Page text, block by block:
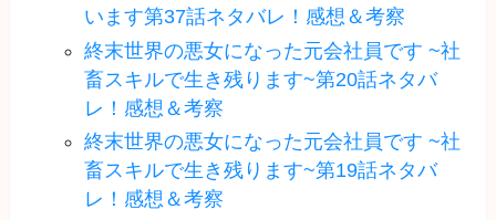
います第37話ネタバレ！感想＆考察
終末世界の悪女になった元会社員です ~社
畜スキルで生き残ります~第20話ネタバ
レ！感想＆考察
終末世界の悪女になった元会社員です ~社
畜スキルで生き残ります~第19話ネタバ
レ！感想＆考察